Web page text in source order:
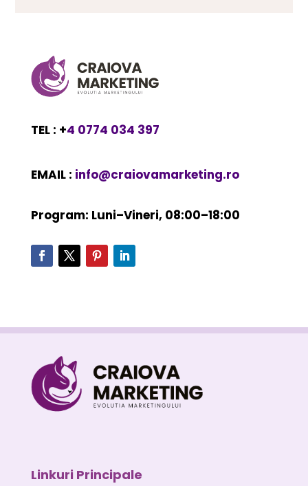
TEL : +4 0774 034 397
EMAIL : info@craiovamarketing.ro
Program: Luni–Vineri, 08:00–18:00
Linkuri Principale